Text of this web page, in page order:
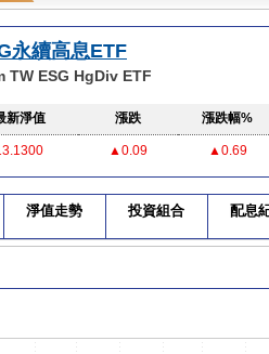
永續高息ETF
ESG HgDiv ETF
新淨值 漲跌 漲跌幅%
▲0.09 ▲0.69
淨值走勢 投資組合 配息